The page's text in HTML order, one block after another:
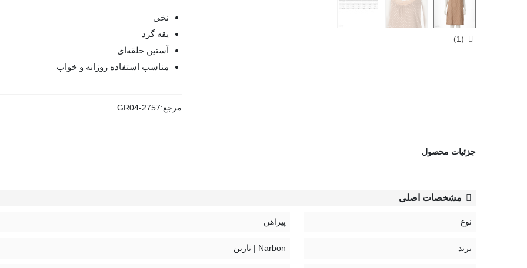
(
1
)
نخی
یقه گرد
آستین حلقه‌ای
مناسب استفاده روزانه و خواب
مرجع:GR04-2757
جزئیات محصول
مشخصات اصلی
نوع پیراهن
برند Narbon | ناربن